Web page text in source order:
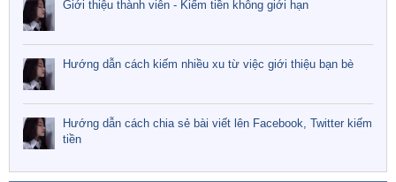
Giới thiệu thành viên - Kiếm tiền không giới hạn
Hướng dẫn cách kiếm nhiều xu từ việc giới thiệu bạn bè
Hướng dẫn cách chia sẻ bài viết lên Facebook, Twitter kiếm
tiền